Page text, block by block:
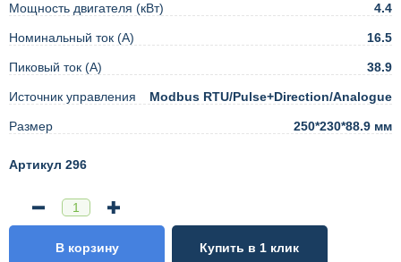
Мощность двигателя (кВт) 4.4
Номинальный ток (А) 16.5
Пиковый ток (А) 38.9
Источник управления Modbus RTU/Pulse+Direction/Analogue
Размер 250*230*88.9 мм
Артикул 296
В корзину Купить в 1 клик